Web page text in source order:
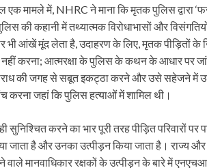
मामले में, NHRC ने माना कि मृतक पुलिस द्वारा
की कहानी में तथ्यात्मक विरोधाभासों और
आंखें मूंद लेता है, उदाहरण के लिए, मृतक पीड़ितों के
नहीं करना; आत्मरक्षा के पुलिस के कथन के आधार पर
अपराध की जगह से सबूत इकट्ठा करने और उसे सहेजने
करना जहां कि पुलिस हत्याओं में शामिल थी।
सुनिश्चित करने का भार पूरी तरह पीड़ित परिवारों
जाता है और उनका उत्पीड़न किया जाता है। राज्य और
वाले मानवाधिकार रक्षकों के उत्पीड़​​न के बारे में